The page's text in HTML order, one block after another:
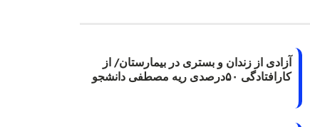
آزادی از زندان و بستری در بیمارستان/ از
کارافتادگی ۵۰درصدی ریه مصطفی دانشجو